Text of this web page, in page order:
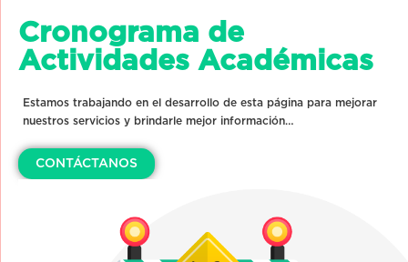
Cronograma de
Actividades Académicas
Estamos trabajando en el desarrollo de esta página para mejorar
nuestros servicios y brindarle mejor información…
CONTÁCTANOS